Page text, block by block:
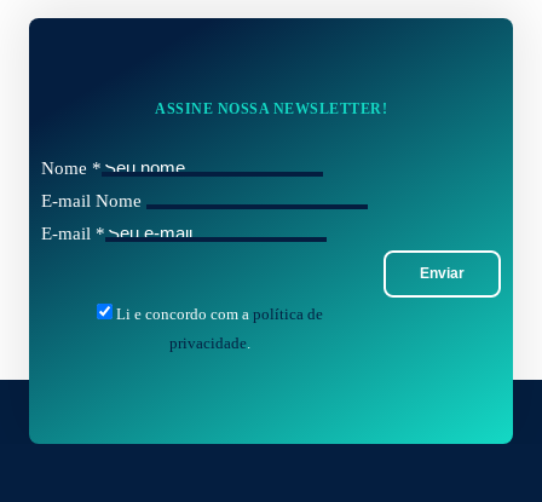
ASSINE NOSSA NEWSLETTER!
Nome *
E-mail Nome
E-mail *
Enviar
Li e concordo com a política de
privacidade.